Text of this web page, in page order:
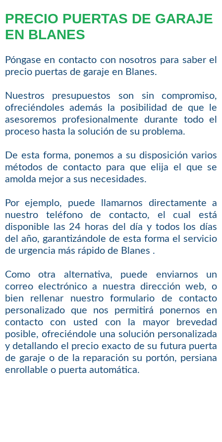
PRECIO PUERTAS DE GARAJE
EN BLANES
Póngase en contacto con nosotros para saber el
precio puertas de garaje en Blanes.
Nuestros presupuestos son sin compromiso,
ofreciéndoles además la posibilidad de que le
asesoremos profesionalmente durante todo el
proceso hasta la solución de su problema.
De esta forma, ponemos a su disposición varios
métodos de contacto para que elija el que se
amolda mejor a sus necesidades.
Por ejemplo, puede llamarnos directamente a
nuestro teléfono de contacto, el cual está
disponible las 24 horas del día y todos los días
del año, garantizándole de esta forma el servicio
de urgencia más rápido de Blanes .
Como otra alternativa, puede enviarnos un
correo electrónico a nuestra dirección web, o
bien rellenar nuestro formulario de contacto
personalizado que nos permitirá ponernos en
contacto con usted con la mayor brevedad
posible, ofreciéndole una solución personalizada
y detallando el precio exacto de su futura puerta
de garaje o de la reparación su portón, persiana
enrollable o puerta automática.